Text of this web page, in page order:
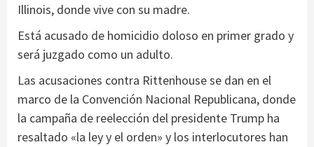
Illinois, donde vive con su madre.
Está acusado de homicidio doloso en primer grado y
será juzgado como un adulto.
Las acusaciones contra Rittenhouse se dan en el
marco de la Convención Nacional Republicana, donde
la campaña de reelección del presidente Trump ha
resaltado «la ley y el orden» y los interlocutores han